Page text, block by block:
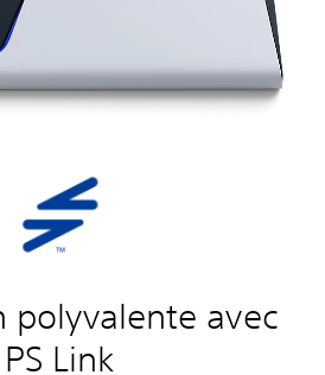
polyvalente avec
PS Link